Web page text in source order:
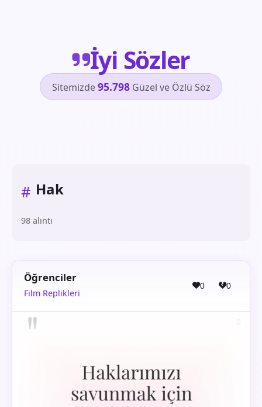
İyi Sözler
Sitemizde95.798Güzel ve Özlü Söz
# Hak
98 alıntı
Öğrenciler
Film Replikleri
0 0